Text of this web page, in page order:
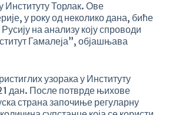
Институту Торлак. Ове
у року од неколико дана, биће
на анализу коју спроводи
Гамалеја”, објашњава
узорака у Институту
дан. После потврде њихове
страна започиње регуларну